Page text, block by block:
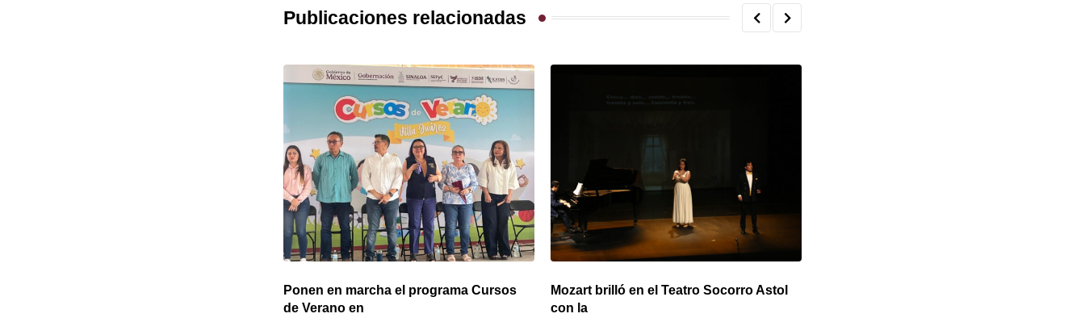
Publicaciones relacionadas
Ponen en marcha el programa Cursos
de Verano en
Mozart brilló en el Teatro Socorro Astol
con la